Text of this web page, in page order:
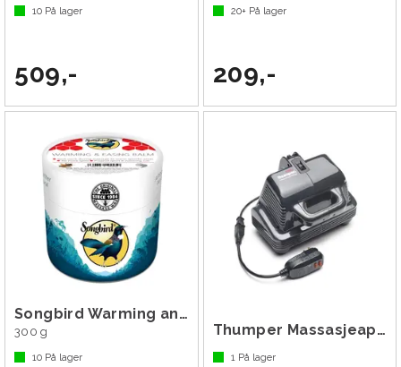
10 På lager
509,-
20+På lager
209,-
Songbird Warming and Easing Balm
300 g
10 På lager
Thumper Massasjeapparat Equine
1På lager